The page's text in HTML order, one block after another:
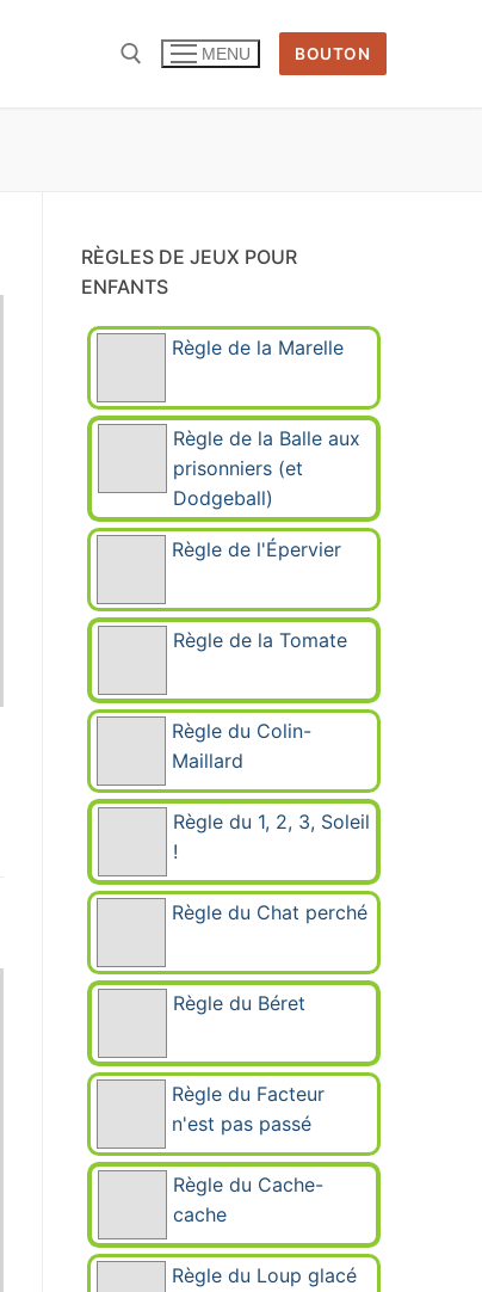
MENU BOUTON
RÈGLES DE JEUX POUR
ENFANTS
Règle de la Marelle
Règle de la Balle aux
prisonniers (et
Dodgeball)
Règle de l'Épervier
Règle de la Tomate
Règle du Colin-
Maillard
Règle du 1, 2, 3, Soleil
!
Règle du Chat perché
Règle du Béret
Règle du Facteur
n'est pas passé
Règle du Cache-
cache
Règle du Loup glacé